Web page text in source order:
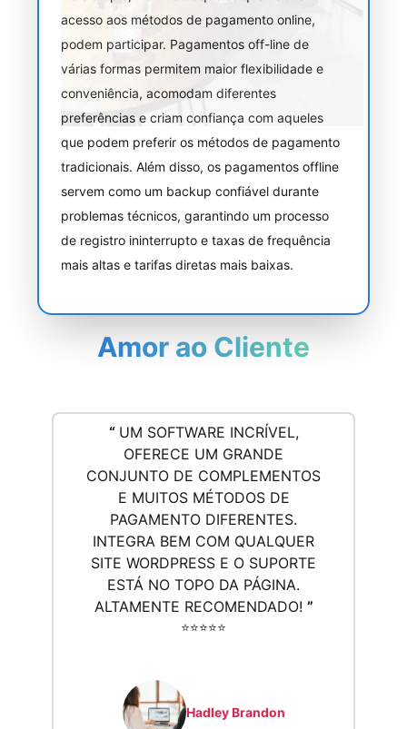
acesso aos métodos de pagamento online,
podem participar. Pagamentos off-line de
várias formas permitem maior flexibilidade e
conveniência, acomodam diferentes
preferências e criam confiança com aqueles
que podem preferir os métodos de pagamento
tradicionais. Além disso, os pagamentos offline
servem como um backup confiável durante
problemas técnicos, garantindo um processo
de registro ininterrupto e taxas de frequência
mais altas e tarifas diretas mais baixas.
Amor ao Cliente
“ UM SOFTWARE INCRÍVEL,
OFERECE UM GRANDE
CONJUNTO DE COMPLEMENTOS
E MUITOS MÉTODOS DE
PAGAMENTO DIFERENTES.
INTEGRA BEM COM QUALQUER
SITE WORDPRESS E O SUPORTE
ESTÁ NO TOPO DA PÁGINA.
ALTAMENTE RECOMENDADO! ”
⭐️⭐️⭐️⭐️⭐️
Hadley Brandon